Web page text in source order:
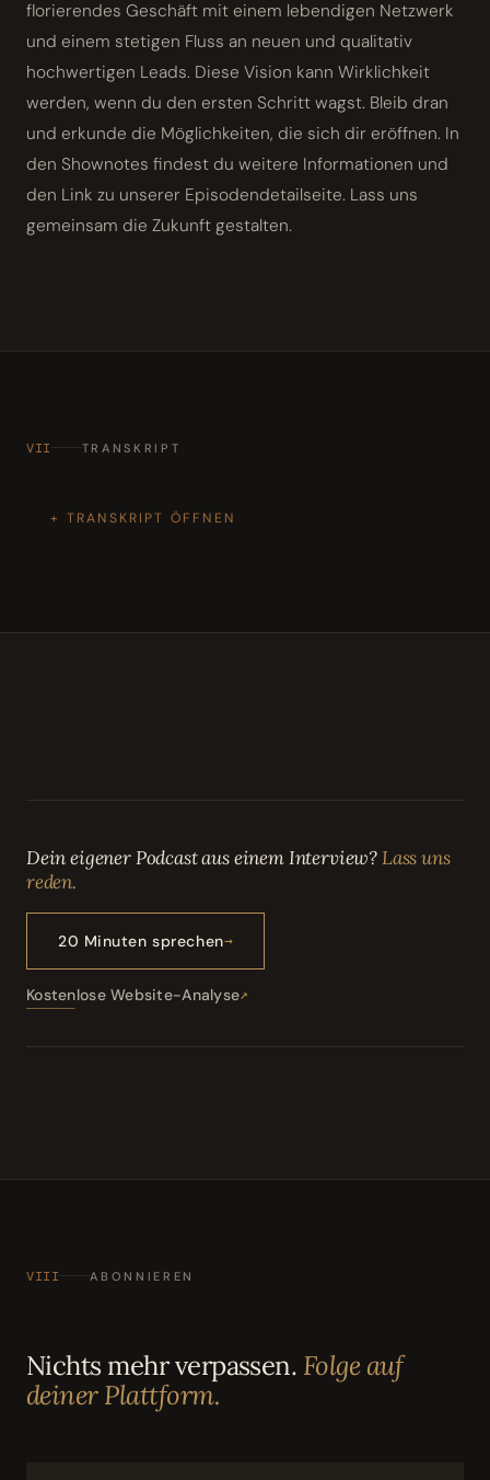
florierendes Geschäft mit einem lebendigen Netzwerk
und einem stetigen Fluss an neuen und qualitativ
hochwertigen Leads. Diese Vision kann Wirklichkeit
werden, wenn du den ersten Schritt wagst. Bleib dran
und erkunde die Möglichkeiten, die sich dir eröffnen. In
den Shownotes findest du weitere Informationen und
den Link zu unserer Episodendetailseite. Lass uns
gemeinsam die Zukunft gestalten.
VII TRANSKRIPT
TRANSKRIPT ÖFFNEN
Dein eigener Podcast aus einem Interview?Lass uns
reden.
20 Minuten sprechen
Kostenlose Website-Analyse
VIII ABONNIEREN
Nichts mehr verpassen. Folge auf
deiner Plattform.